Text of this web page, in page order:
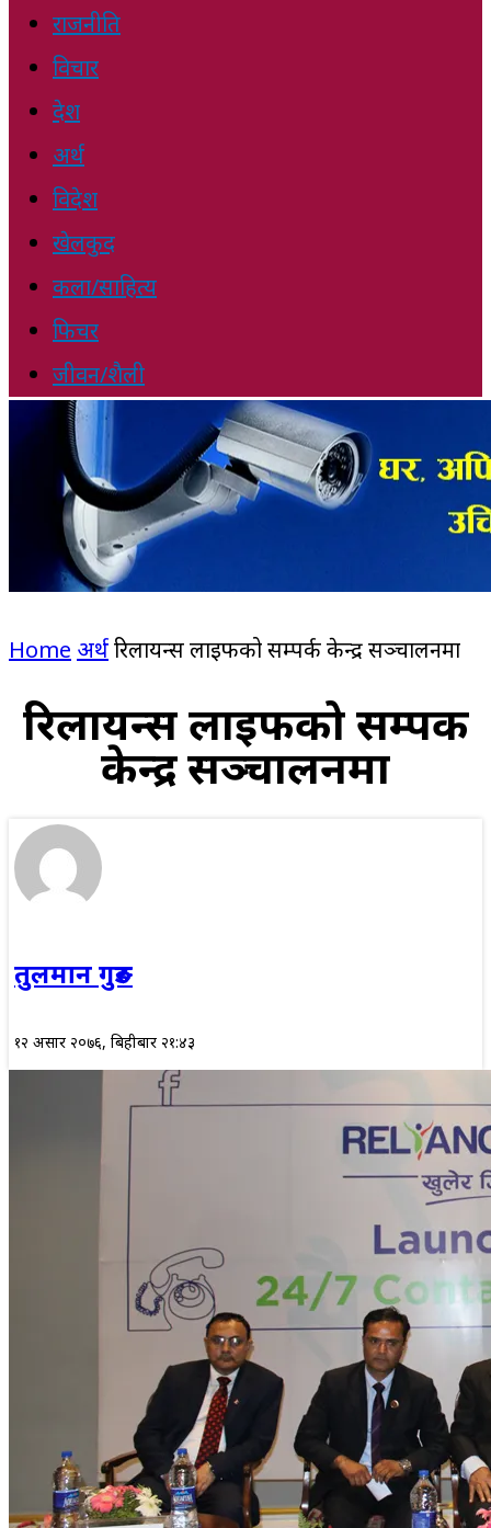
राजनीति
विचार
देश
अर्थ
विदेश
खेलकुद
कला/साहित्य
फिचर
जीवन/शैली
Home अर्थरिलायन्स लाइफको सम्पर्क केन्द्र सञ्चालनमा
रिलायन्स लाइफको सम्पर्क
केन्द्र सञ्चालनमा
तुलमान गुरुङ
१२ असार २०७६, बिहीबार २१:४३